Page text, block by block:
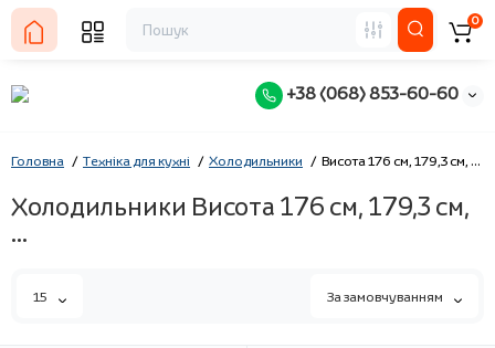
+38 (068) 853-60-60
0
Головна Техніка для кухні Холодильники Висота 176 см, 179,3 см, ...
Холодильники Висота 176 см, 179,3 см,
...
15 За замовчуванням